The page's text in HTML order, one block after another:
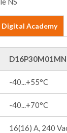
Digital Academy
-40...+55°C
-40...+70°C
16(16) A, 240